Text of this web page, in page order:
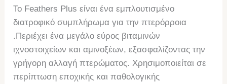
Το Feathers Plus είναι ένα εμπλουτισμένο
διατροφικό συμπλήρωμα για την πτερόρροια
.Περιέχει ένα μεγάλο εύρος βιταμινών
ιχνοστοιχείων και αμινοξέων, εξασφαλίζοντας την
γρήγορη αλλαγή πτερώματος. Χρησιμοποιείται σε
περίπτωση εποχικής και παθολογικής